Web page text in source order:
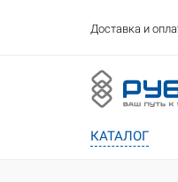
Доставка и
КАТАЛОГ